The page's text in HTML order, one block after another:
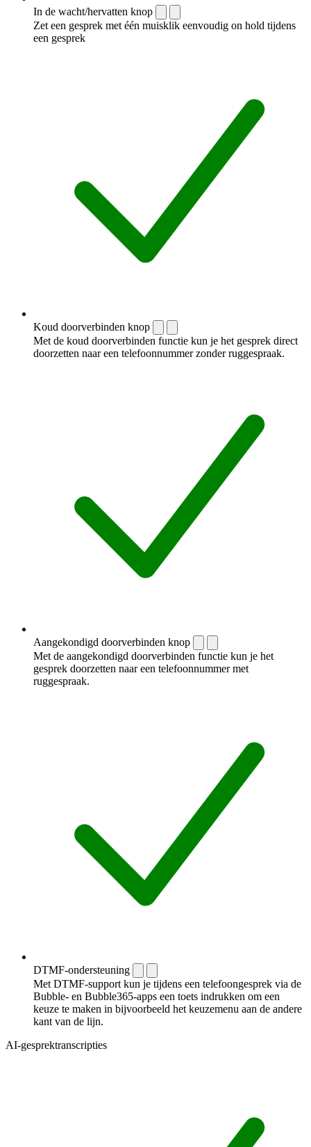
In de wacht/hervatten knop
Zet een gesprek met één muisklik eenvoudig on hold tijdens
een gesprek
Koud doorverbinden knop
Met de koud doorverbinden functie kun je het gesprek direct
doorzetten naar een telefoonnummer zonder ruggespraak.
Aangekondigd doorverbinden knop
Met de aangekondigd doorverbinden functie kun je het
gesprek doorzetten naar een telefoonnummer met
ruggespraak.
DTMF-ondersteuning
Met DTMF-support kun je tijdens een telefoongesprek via de
Bubble- en Bubble365-apps een toets indrukken om een
keuze te maken in bijvoorbeeld het keuzemenu aan de andere
kant van de lijn.
AI-gesprektranscripties